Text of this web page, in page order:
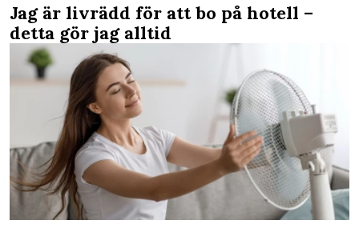
Jag är livrädd för att bo på hotell –
detta gör jag alltid